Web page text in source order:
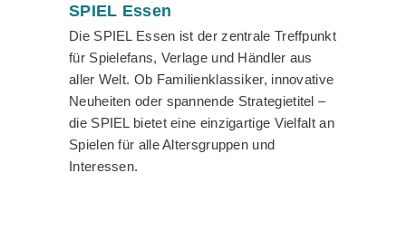
SPIEL Essen
Die SPIEL Essen ist der zentrale Treffpunkt
für Spielefans, Verlage und Händler aus
aller Welt. Ob Familienklassiker, innovative
Neuheiten oder spannende Strategietitel –
die SPIEL bietet eine einzigartige Vielfalt an
Spielen für alle Altersgruppen und
Interessen.